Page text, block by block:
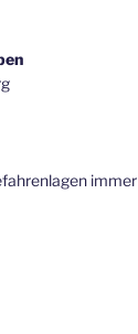
immer